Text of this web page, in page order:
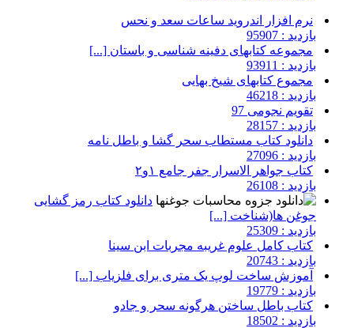
نرم افزار اندروید ساعات سعد و نحس
بازدید : 95907
مجموعه کتابهای دفینه شناسی و باستان [...]
بازدید : 93911
مجموع کتابهای شیخ بهایی
بازدید : 46218
تقویم نجومی 97
بازدید : 28157
دانلود کتاب مستطاب سحر گشا و باطل نامه
بازدید : 27096
کتاب جواهر الاسرار جفر جامع ۱و۲
بازدید : 26108
دانلود کتاب رمز گشایی
جوغن ها(شناخت [...]
بازدید : 25309
کتاب کامل علوم غریبه مجربات ابن سینا
بازدید : 20743
آموزش ساخت لوپ یک متری برای فلزیاب [...]
بازدید : 19779
کتاب باطل ساختن هرگونه سحر و جادو
بازدید : 18502